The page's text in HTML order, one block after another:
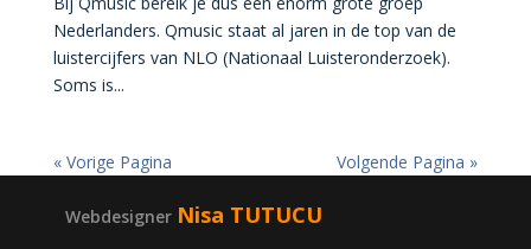
Nederlanders. Qmusic staat al jaren in de top van de
luistercijfers van NLO (Nationaal Luisteronderzoek).
Soms is...
« Vorige Pagina Volgende Pagina »
Webdesigner Nisa TUTUCU